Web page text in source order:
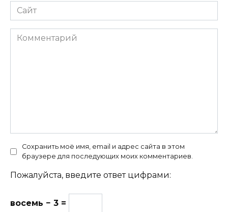
Сайт
Комментарий
Сохранить моё имя, email и адрес сайта в этом
браузере для последующих моих комментариев.
Пожалуйста, введите ответ цифрами:
восемь − 3 =